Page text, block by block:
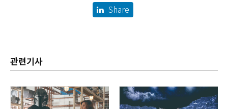
Share
관련기사